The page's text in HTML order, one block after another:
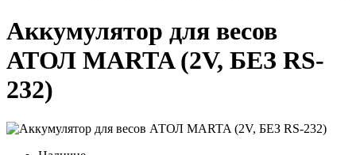
Аккумулятор для весов
АТОЛ MARTA (2V, БЕЗ RS-
232)